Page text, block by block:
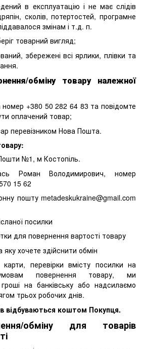
в експлуатацію і не має слідів
сколів, потертостей, програмне
змінам і т.д. п.
товарний вигляд;
збережені всі ярлики, плівки та
обміну товару належної
+380 50 282 64 83 та повідомте
оплачений товар;
перевізником Нова Пошта.
№1, м Костопіль.
Роман Володимирович, номер
15 62
пошту metadeskukraine@gmail.com
посилки
для повернення вартості товару
хочете здійснити обмін
перевірки вмісту посилки на
умовам повернення товару, ми
на банківську або надсилаємо
трьох робочих днів.
відбуваються коштом Покупця.
обміну для товарів